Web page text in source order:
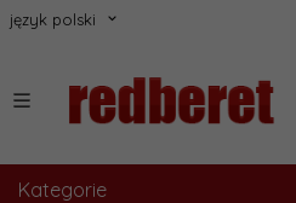
język polski
Kategorie